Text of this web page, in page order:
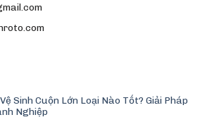
Sinh Cuộn Lớn Loại Nào Tốt? Giải Pháp
Nghiệp